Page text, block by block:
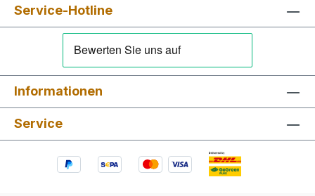
Service-Hotline
Informationen
Service